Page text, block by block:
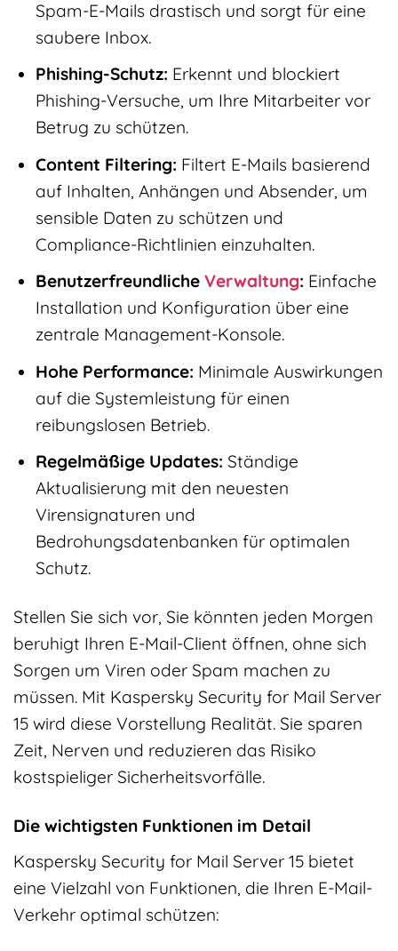
Spam-E-Mails drastisch und sorgt für eine
saubere Inbox.
Phishing-Schutz: Erkennt und blockiert
Phishing-Versuche, um Ihre Mitarbeiter vor
Betrug zu schützen.
Content Filtering: Filtert E-Mails basierend
auf Inhalten, Anhängen und Absender, um
sensible Daten zu schützen und
Compliance-Richtlinien einzuhalten.
Benutzerfreundliche Verwaltung: Einfache
Installation und Konfiguration über eine
zentrale Management-Konsole.
Hohe Performance: Minimale Auswirkungen
auf die Systemleistung für einen
reibungslosen Betrieb.
Regelmäßige Updates: Ständige
Aktualisierung mit den neuesten
Virensignaturen und
Bedrohungsdatenbanken für optimalen
Schutz.
Stellen Sie sich vor, Sie könnten jeden Morgen
beruhigt Ihren E-Mail-Client öffnen, ohne sich
Sorgen um Viren oder Spam machen zu
müssen. Mit Kaspersky Security for Mail Server
15 wird diese Vorstellung Realität. Sie sparen
Zeit, Nerven und reduzieren das Risiko
kostspieliger Sicherheitsvorfälle.
Die wichtigsten Funktionen im Detail
Kaspersky Security for Mail Server 15 bietet
eine Vielzahl von Funktionen, die Ihren E-Mail-
Verkehr optimal schützen: